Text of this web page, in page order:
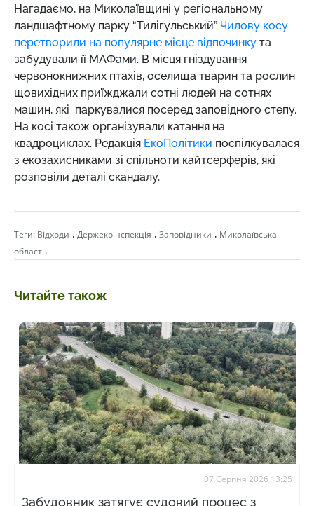
Нагадаємо, на Миколаївщині у регіональному
ландшафтному парку “Тилігульський” Чилову косу
перетворили на популярне місце відпочинку та
забудували її МАФами. В місця гніздування
червонокнижних птахів, оселища тварин та рослин
щовихідних приїжджали сотні людей на сотнях
машин, які паркувалися посеред заповідного степу.
На косі також організували катання на
квадроциклах. Редакція ЕкоПолітики поспілкувалася
з екозахисниками зі спільноти кайтсерферів, які
розповіли деталі скандалу.
Теги: Відходи , Держекоінспекція , Заповідники , Миколаївська
область
Читайте також
07 Серпня 2026 13:25
Забудовник затягує судовий процес з